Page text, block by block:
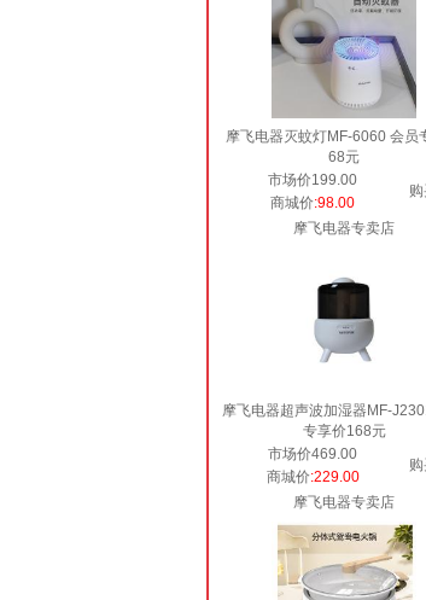
摩飞电器灭蚊灯MF-6060 会员
68元
市场价199.00
商城价:98.00
摩飞电器专卖店
摩飞电器超声波加湿器MF-
专享价168元
市场价469.00
商城价:229.00
摩飞电器专卖店